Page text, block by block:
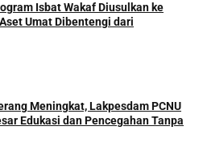
Isbat Wakaf Diusulkan ke
Umat Dibentengi dari
Meningkat, Lakpesdam PCNU
Edukasi dan Pencegahan Tanpa